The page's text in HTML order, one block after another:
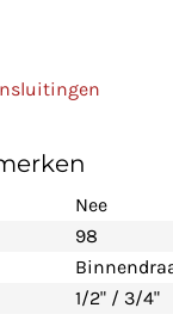
Nee
98
1/2" / 3/4"